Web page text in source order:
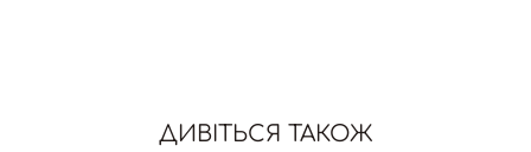
ДИВІТЬСЯ ТАКОЖ